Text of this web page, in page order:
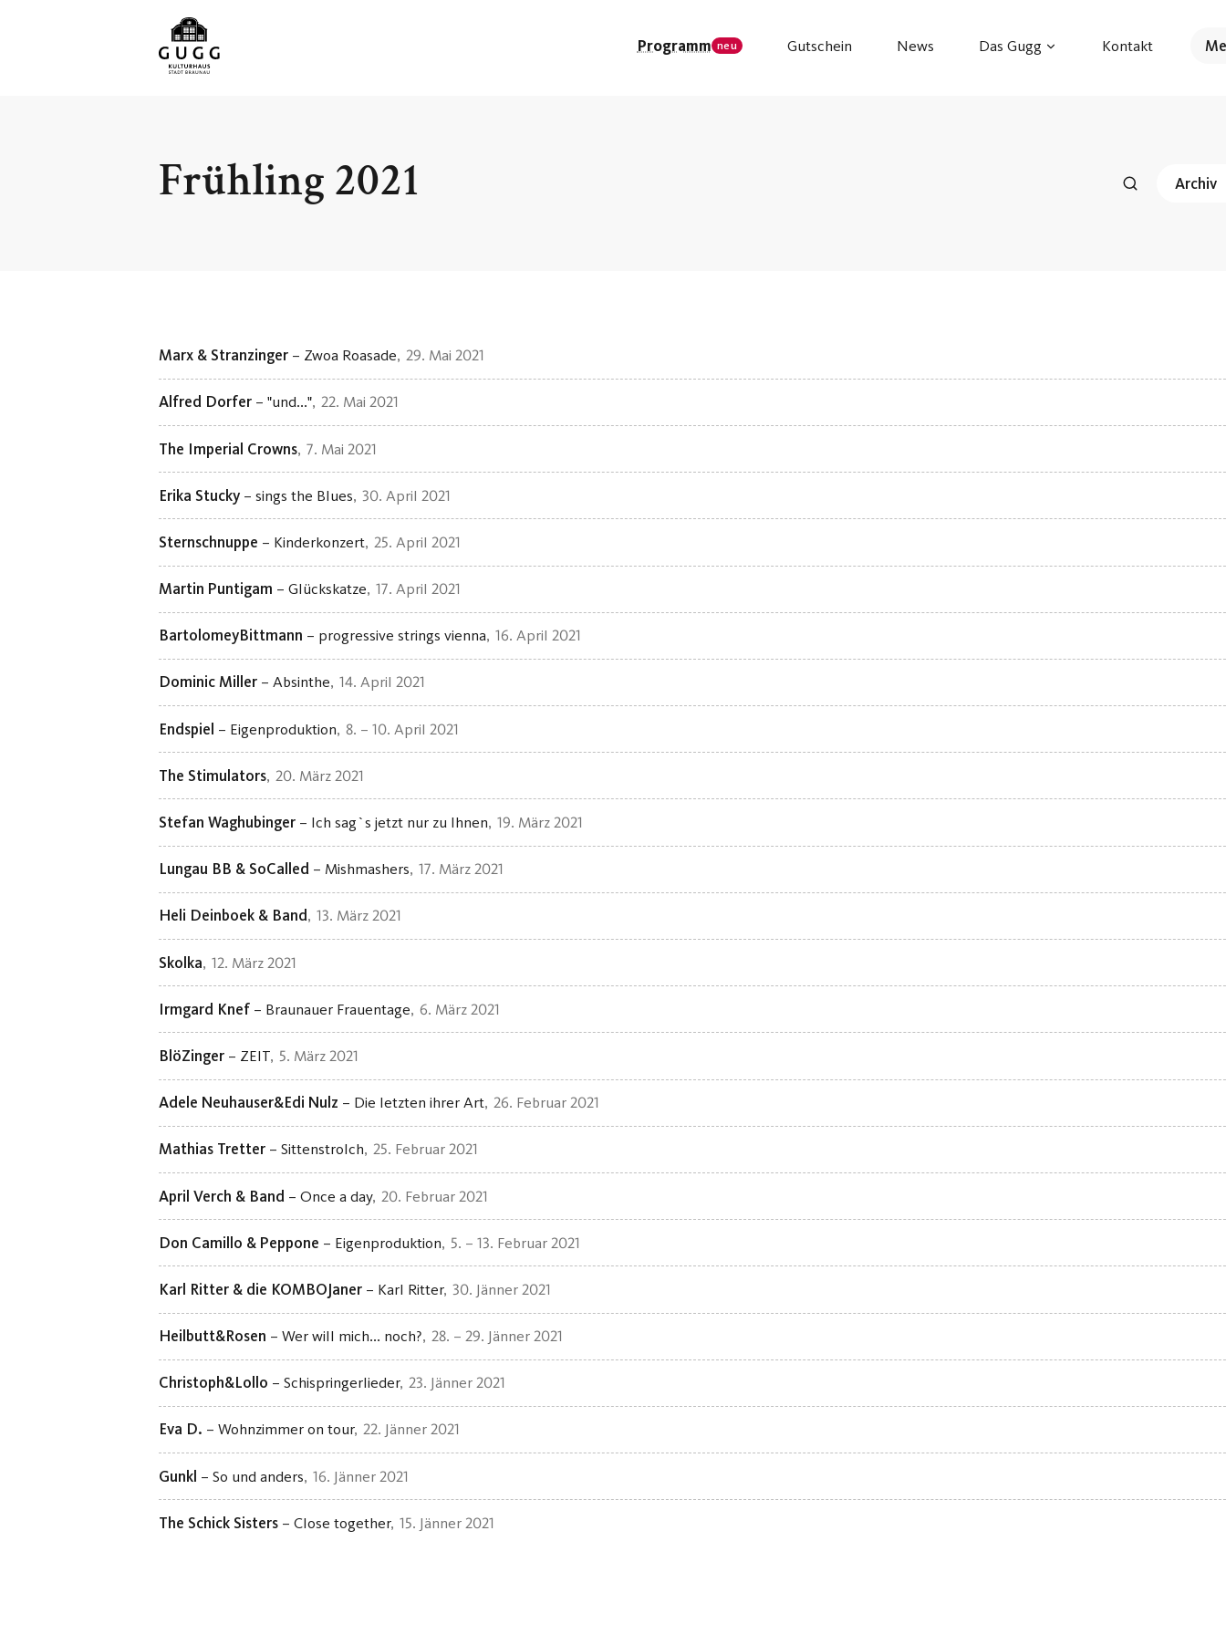
Programm neu Gutschein News Das Gugg Kontakt
Frühling 2021 Archiv
Marx & Stranzinger – Zwoa Roasade 29. Mai 2021
Alfred Dorfer – "und..." 22. Mai 2021
The Imperial Crowns 7. Mai 2021
Erika Stucky – sings the Blues 30. April 2021
Sternschnuppe – Kinderkonzert 25. April 2021
Martin Puntigam – Glückskatze 17. April 2021
BartolomeyBittmann – progressive strings vienna 16. April 2021
Dominic Miller – Absinthe 14. April 2021
Endspiel – Eigenproduktion 8. – 10. April 2021
The Stimulators 20. März 2021
Stefan Waghubinger – Ich sag`s jetzt nur zu Ihnen 19. März 2021
Lungau BB & SoCalled – Mishmashers 17. März 2021
Heli Deinboek & Band 13. März 2021
Skolka 12. März 2021
Irmgard Knef – Braunauer Frauentage 6. März 2021
BlöZinger – ZEIT 5. März 2021
Adele Neuhauser&Edi Nulz – Die letzten ihrer Art 26. Februar 2021
Mathias Tretter – Sittenstrolch 25. Februar 2021
April Verch & Band – Once a day 20. Februar 2021
Don Camillo & Peppone – Eigenproduktion 5. – 13. Februar 2021
Karl Ritter & die KOMBOJaner – Karl Ritter 30. Jänner 2021
Heilbutt&Rosen – Wer will mich... noch? 28. – 29. Jänner 2021
Christoph&Lollo – Schispringerlieder 23. Jänner 2021
Eva D. – Wohnzimmer on tour 22. Jänner 2021
Gunkl – So und anders 16. Jänner 2021
The Schick Sisters – Close together 15. Jänner 2021